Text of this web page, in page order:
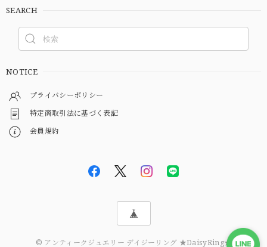
SEARCH
NOTICE
プライバシーポリシー
特定商取引法に基づく表記
会員規約
© アンティークジュエリー デイジーリング ★DaisyRing★